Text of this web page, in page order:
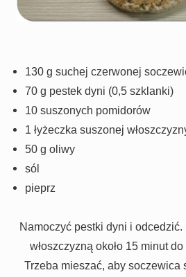
130 g suchej czerwonej
70 g pestek dyni (0,5 szklanki)
10 suszonych pomidorów
1 łyżeczka suszonej
50 g oliwy
sól
pieprz
Namoczyć pestki dyni i
włoszczyzną około 15 minut
Trzeba mieszać, aby soczewica